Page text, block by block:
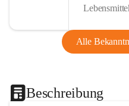
Alle
Beschreibung